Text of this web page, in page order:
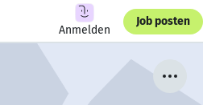
Anmelden
Job posten